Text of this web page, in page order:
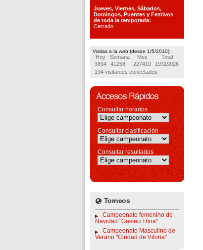
Jueves, Viernes, Sábados,
Domingos, Puentes y Festivos
de toda la temporada:
Cerrado
Visitas a la web (desde 1/5/2010):
Hoy Semana Mes
Total
3894
41258 227410
19319026
194 visitantes conectados
Consultar horarios
Consultar clasificación
Consultar resultados
Torneos
Campeonato femenino de
Navidad "Gasteiz Hiria"
Campeonato Masculino de
Verano "Ciudad de Vitoria"